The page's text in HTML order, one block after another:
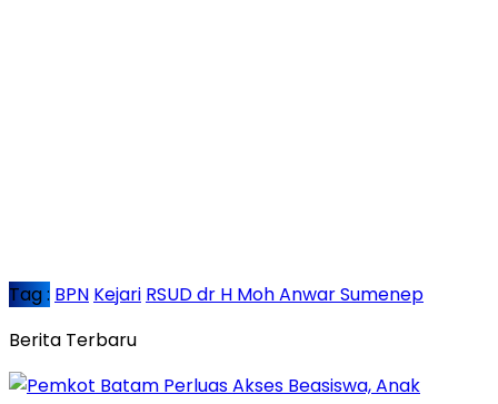
Tag : BPN Kejari RSUD dr H Moh Anwar Sumenep
Berita Terbaru